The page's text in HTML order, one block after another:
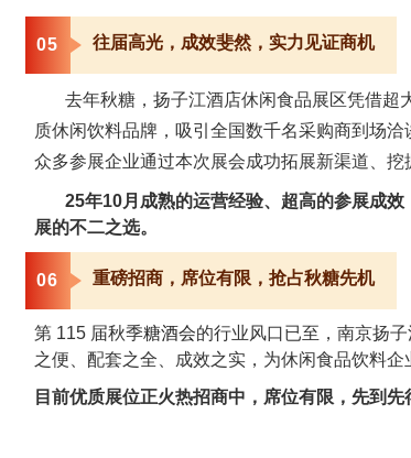
05 往届高光，成效斐然，实力见证商机
去年秋糖，扬子江酒店休闲食品展区凭借超
质休闲饮料品牌，吸引全国数千名采购商到场
众多参展企业通过本次展会成功拓展新渠道、
25年10月成熟的运营经验、超高的参展成
展的不二之选。
06 重磅招商，席位有限，抢占秋糖先机
第 115 届秋季糖酒会的行业风口已至，南京扬
之便、配套之全、成效之实，为休闲食品饮料企
目前优质展位正火热招商中，席位有限，先到